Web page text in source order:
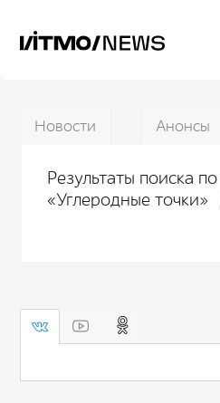
Новости Анонсы
Результаты поиска по
«Углеродные точки»